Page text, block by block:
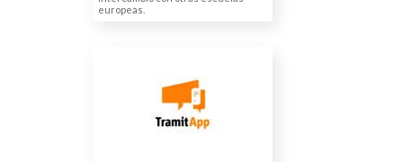
europeas.
Traducciones legales
Traducción de página web
Traducciones de RRHH y